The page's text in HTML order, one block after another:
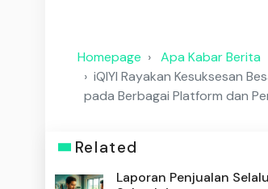
Homepage
Apa Kabar Berita
iQIYI Rayakan Kesuksesan
pada Berbagai Platform dan
Related
Laporan Penjualan